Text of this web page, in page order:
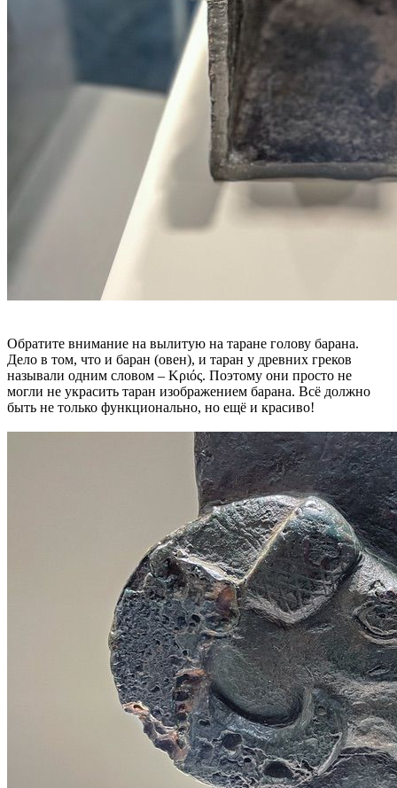
Обратите внимание на вылитую на таране голову барана.
Дело в том, что и баран (овен), и таран у древних греков
называли одним словом – Κριός. Поэтому они просто не
могли не украсить таран изображением барана. Всё должно
быть не только функционально, но ещё и красиво!